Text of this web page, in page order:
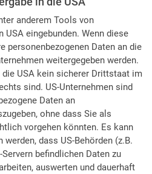
anderem Tools von
USA eingebunden. Wenn diese
personenbezogenen Daten an die
weitergegeben werden.
USA kein sicherer Drittstaat im
sind. US-Unternehmen sind
Daten an
ohne dass Sie als
vorgehen könnten. Es kann
dass US-Behörden (z.B.
befindlichen Daten zu
auswerten und dauerhaft